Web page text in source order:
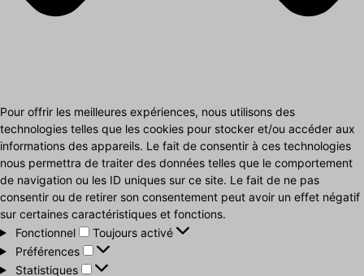
Pour offrir les meilleures expériences, nous utilisons des
technologies telles que les cookies pour stocker et/ou accéder aux
informations des appareils. Le fait de consentir à ces technologies
nous permettra de traiter des données telles que le comportement
de navigation ou les ID uniques sur ce site. Le fait de ne pas
consentir ou de retirer son consentement peut avoir un effet négatif
sur certaines caractéristiques et fonctions.
Fonctionnel
Fonctionnel
Toujours activé
Préférences
Préférences
Statistiques
Statistiques